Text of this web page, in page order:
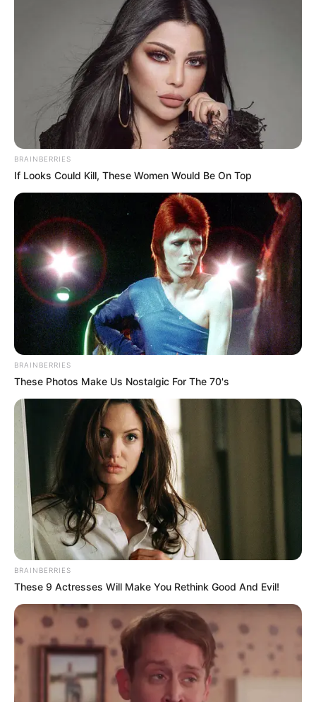
BRAINBERRIES
If Looks Could Kill, These Women Would Be On Top
BRAINBERRIES
These Photos Make Us Nostalgic For The 70's
BRAINBERRIES
These 9 Actresses Will Make You Rethink Good And Evil!